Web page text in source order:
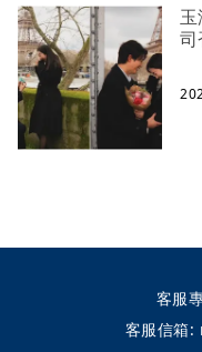
司
客服
客服信箱: